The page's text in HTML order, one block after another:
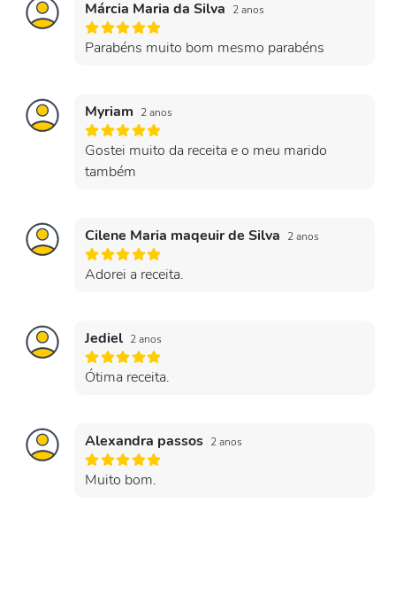
Márcia Maria da Silva 2 anos
Parabéns muito bom mesmo parabéns
Myriam 2 anos
Gostei muito da receita e o meu marido
também
Cilene Maria maqeuir de Silva 2 anos
Adorei a receita.
Jediel 2 anos
Ótima receita.
Alexandra passos 2 anos
Muito bom.